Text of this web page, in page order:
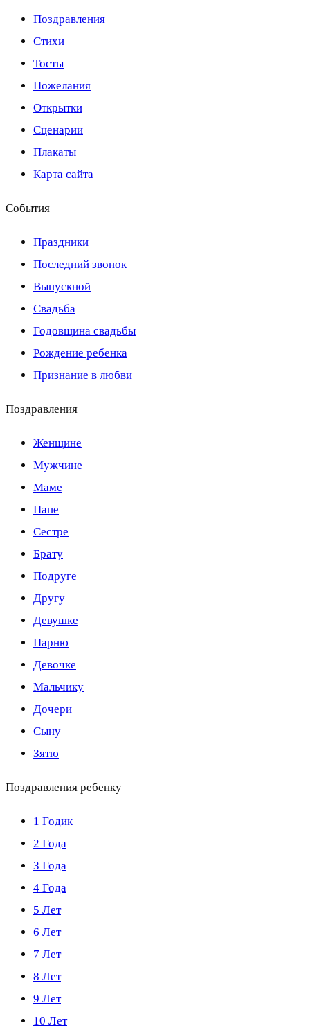
Поздравления
Стихи
Тосты
Пожелания
Открытки
Сценарии
Плакаты
Карта сайта
События
Праздники
Последний звонок
Выпускной
Свадьба
Годовщина свадьбы
Рождение ребенка
Признание в любви
Поздравления
Женщине
Мужчине
Маме
Папе
Сестре
Брату
Подруге
Другу
Девушке
Парню
Девочке
Мальчику
Дочери
Сыну
Зятю
Поздравления ребенку
1 Годик
2 Года
3 Года
4 Года
5 Лет
6 Лет
7 Лет
8 Лет
9 Лет
10 Лет